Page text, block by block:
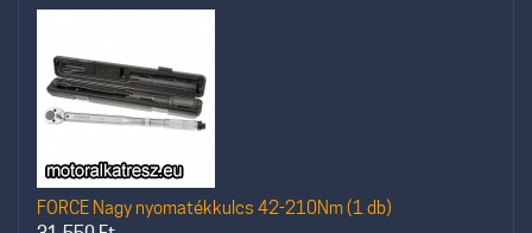
FORCE Nagy nyomatékkulcs 42-210Nm (1 db)